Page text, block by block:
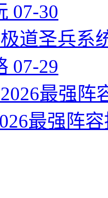
07-30
道圣兵系
07-29
2026最强
最强阵